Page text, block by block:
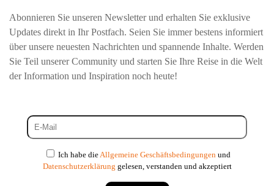
Abonnieren Sie unseren Newsletter und erhalten Sie exklusive
Updates direkt in Ihr Postfach. Seien Sie immer bestens informiert
über unsere neuesten Nachrichten und spannende Inhalte. Werden
Sie Teil unserer Community und starten Sie Ihre Reise in die Welt
der Information und Inspiration noch heute!
Ich habe dieAllgemeine Geschäftsbedingungenund
Datenschutzerklärung gelesen, verstanden und akzeptiert